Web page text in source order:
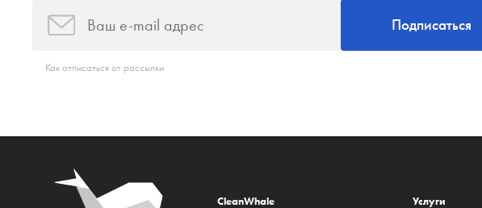
Подписаться
Как отписаться от рассылки
CleanWhale Услуги